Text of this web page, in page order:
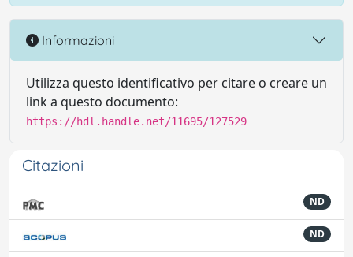
Informazioni
Utilizza questo identificativo per citare o creare un
link a questo documento:
https://hdl.handle.net/11695/127529
Citazioni
ND
ND